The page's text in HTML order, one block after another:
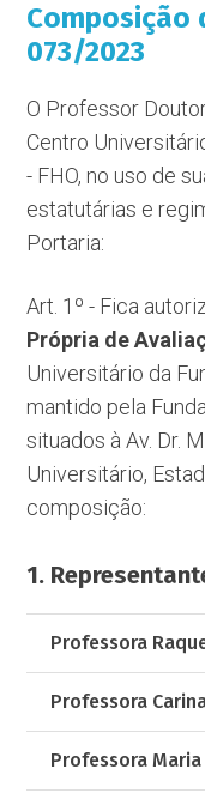
Composição
073/2023
O Professor
Centro
- FHO, no uso de
estatutárias e
Portaria:
Art. 1º - Fica
Própria de
Universitário da
mantido pela
situados à Av. Dr.
Universitário,
composição:
1.
Professora
Professora
Professora